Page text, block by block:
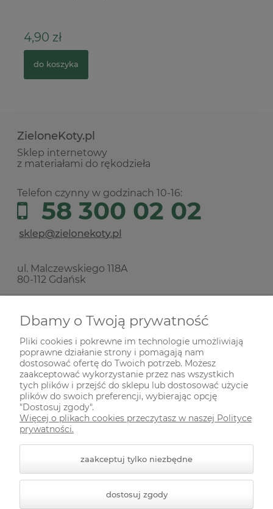
4,90 zł
do koszyka
ZieloneKoty.pl
Sklep internetowy
z materiałami do rękodzieła
Telefon czynny w godzinach 10-16:
58 300 02 02
ul. Malczewskiego 118A
80-112 Gdańsk
SKŁADANIE ZAMÓWIEŃ
INFORMACJE
ODWIEDŹ NAS NA
Dbamy o Twoją prywatność
Pliki cookies i pokrewne im technologie umożliwiają
poprawne działanie strony i pomagają nam
dostosować ofertę do Twoich potrzeb. Możesz
zaakceptować wykorzystanie przez nas wszystkich
tych plików i przejść do sklepu lub dostosować użycie
plików do swoich preferencji, wybierając opcję
"Dostosuj zgody".
Więcej o plikach cookies przeczytasz w naszej Polityce
prywatności.
zaakceptuj tylko niezbędne
dostosuj zgody